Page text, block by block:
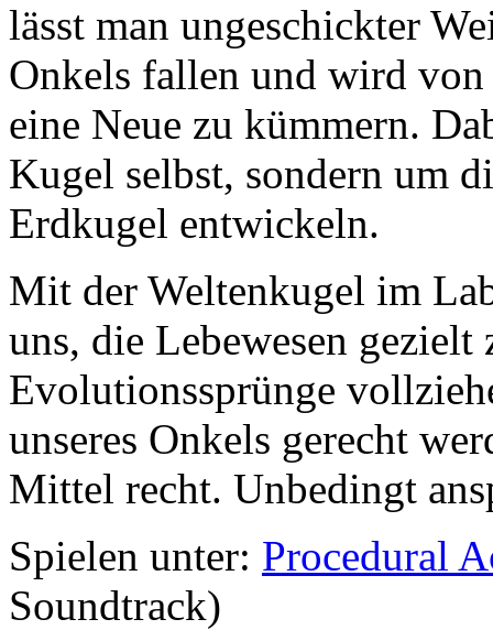
lässt man ungeschickter
Onkels fallen und wird von
eine Neue zu kümmern.
Kugel selbst, sondern um
Erdkugel entwickeln.
Mit der Weltenkugel im
uns, die Lebewesen
Evolutionssprünge
unseres Onkels gerecht
Mittel recht. Unbedingt
Spielen unter: Procedural
Soundtrack)